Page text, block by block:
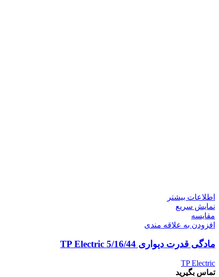
اطلاعات بیشتر
نمایش سریع
مقايسه
افزودن به علاقه مندی
مادگی قدرت دیواری 5/16/44 TP Electric
TP Electric
تماس بگیرید